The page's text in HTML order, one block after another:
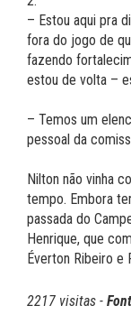
– Estou aqui pra
fora do jogo de
fazendo
estou de volta –
– Temos um
pessoal da
Nilton não vinha
tempo. Embora
passada do
Henrique, que
Éverton Ribeiro e
2217 visitas -